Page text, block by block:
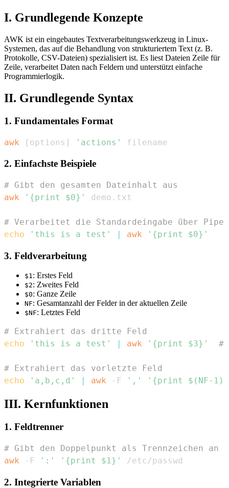
I. Grundlegende Konzepte
AWK ist ein eingebautes Textverarbeitungswerkzeug in Linux-
Systemen, das auf die Behandlung von strukturiertem Text (z. B.
Protokolle, CSV-Dateien) spezialisiert ist. Es liest Dateien Zeile für
Zeile, verarbeitet Daten nach Feldern und unterstützt einfache
Programmierlogik.
II. Grundlegende Syntax
1. Fundamentales Format
awk [ options ] 'actions' filename
2. Einfachste Beispiele
# Gibt den gesamten Dateinhalt aus
awk
'{print $0}'
# Verarbeitet die Standardeingabe über Pipe
echo
'this is a test' | awk '{print $0}'
3. Feldverarbeitung
$1: Erstes Feld
$2: Zweites Feld
$0: Ganze Zeile
NF: Gesamtanzahl der Felder in der aktuellen Zeile
$NF: Letztes Feld
# Extrahiert das dritte Feld
echo
'this is a test' awk '{print $3}' #
# Extrahiert das vorletzte Feld
echo
'a,b,c,d' awk -F ',' '{print $(NF-
III. Kernfunktionen
1. Feldtrenner
# Gibt den Doppelpunkt als Trennzeichen an
awk -F ':' '{print $1}' /etc/passwd
2. Integrierte Variablen